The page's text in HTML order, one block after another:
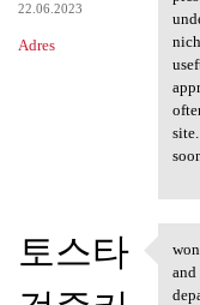
22.06.2023
Adres
토스타
and